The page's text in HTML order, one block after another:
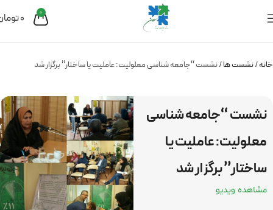
0
0
خانه نشست ها نشست “جامعه شناسی معلولیت: عاملیت یا ساختار” برگزار شد
نشست “جامعه شناسی
معلولیت: عاملیت یا
ساختار” برگزار شد
مشاهده ویدیو